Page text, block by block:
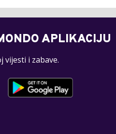
APLIKACIJU
vijesti i zabave.